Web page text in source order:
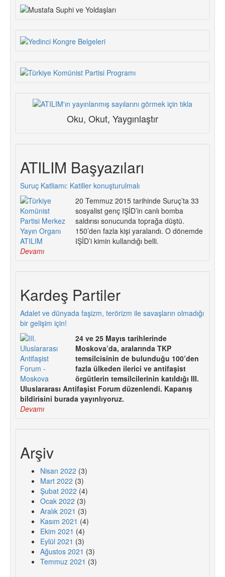
Oku, Okut, Yaygınlaştır
ATILIM Başyazıları
Suruç Katliamı: Katiller konuşturulmalı
20 Temmuz 2015 tarihinde Suruç’ta 33
sosyalist genç IŞİD’in canlı bomba
saldırısı sonucunda toprağa düştü.
150’den fazla kişi yaralandı. O dönemde
IŞİD’i kimin kullandığı belli.
Devamı
Kardeş Partiler
Adalet ve dünyada faşizm, terörizm ile savaşların olmadığı
bir gelişim için!
24 ve 25 Mayıs tarihlerinde
Moskova’da, aralarında TKP
temsilcisinin de bulunduğu 100’den
fazla ülkeden ilerici ve antifaşist
örgütlerin temsilcilerinin katıldığı III.
Uluslararası Antifaşist Forum düzenlendi. Kapanış
bildirisini burada yayınlıyoruz.
Devamı
Arşiv
Nisan 2022 (3)
Mart 2022 (3)
Şubat 2022 (4)
Ocak 2022 (3)
Aralık 2021 (3)
Kasım 2021 (4)
Ekim 2021 (4)
Eylül 2021 (3)
Ağustos 2021 (3)
Temmuz 2021 (3)